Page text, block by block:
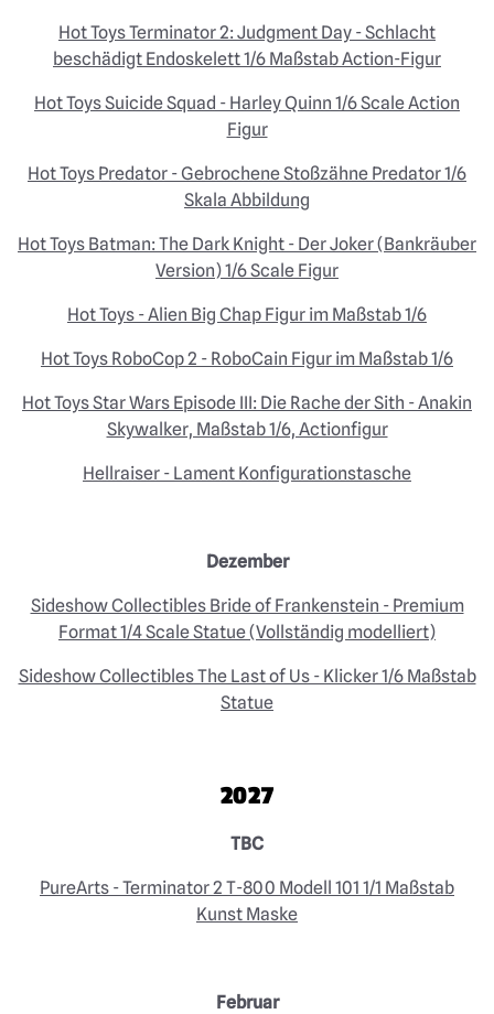
Hot Toys Terminator 2: Judgment Day - Schlacht
beschädigt Endoskelett 1/6 Maßstab Action-Figur
Hot Toys Suicide Squad - Harley Quinn 1/6 Scale Action
Figur
Hot Toys Predator - Gebrochene Stoßzähne Predator 1/6
Skala Abbildung
Hot Toys Batman: The Dark Knight - Der Joker (Bankräuber
Version) 1/6 Scale Figur
Hot Toys - Alien Big Chap Figur im Maßstab 1/6
Hot Toys RoboCop 2 - RoboCain Figur im Maßstab 1/6
Hot Toys Star Wars Episode III: Die Rache der Sith - Anakin
Skywalker, Maßstab 1/6, Actionfigur
Hellraiser - Lament Konfigurationstasche
Dezember
Sideshow Collectibles Bride of Frankenstein - Premium
Format 1/4 Scale Statue (Vollständig modelliert)
Sideshow Collectibles The Last of Us - Klicker 1/6 Maßstab
Statue
2027
TBC
PureArts - Terminator 2 T-800 Modell 101 1/1 Maßstab
Kunst Maske
Februar